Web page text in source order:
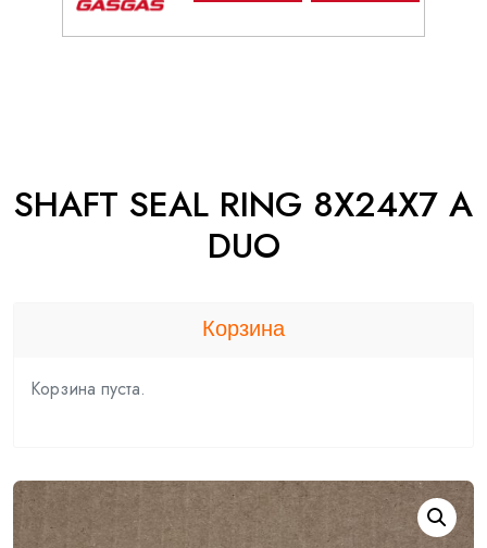
SHAFT SEAL RING 8X24X7 A
DUO
Корзина
Корзина пуста.